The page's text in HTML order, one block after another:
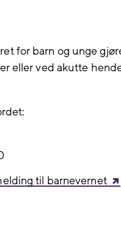
for barn og unge
eller ved akutte
til barnevernet